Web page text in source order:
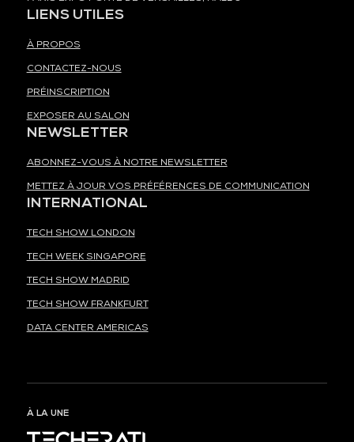
LIENS UTILES
À PROPOS
CONTACTEZ-NOUS
PRÉINSCRIPTION
EXPOSER AU SALON
NEWSLETTER
ABONNEZ-VOUS À NOTRE NEWSLETTER
METTEZ À JOUR VOS PRÉFÉRENCES DE COMMUNICATION
INTERNATIONAL
TECH SHOW LONDON
TECH WEEK SINGAPORE
TECH SHOW MADRID
TECH SHOW FRANKFURT
DATA CENTER AMERICAS
À LA UNE